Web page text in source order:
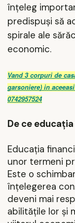
înțeleg
predispuși să
spirale ale
economic.
Vand 3 corpuri de
garsoniere) in
0742957524
De ce
Educația
unor termeni
Este o
înțelegerea
deveni mai
abilitățile lor și